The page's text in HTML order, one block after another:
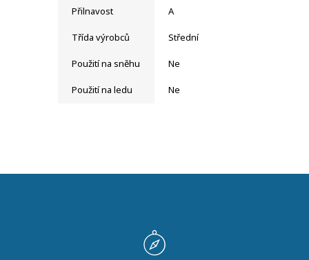
Přilnavost A
Třída výrobců Střední
Použití na sněhu Ne
Použití na ledu Ne